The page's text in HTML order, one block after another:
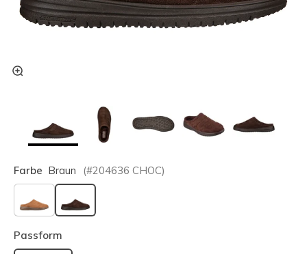
Farbe Braun (#204636 CHOC)
ausgewählt
Passform